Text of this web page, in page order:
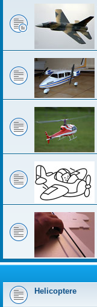
Helicoptere